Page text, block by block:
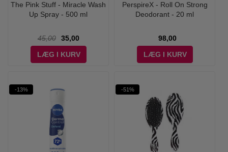
The Pink Stuff - Miracle Wash
Up Spray - 500 ml
45,00
35,00
LÆG I KURV
PerspireX - Roll On Strong
Deodorant - 20 ml
98,00
LÆG I KURV
-13% -51%